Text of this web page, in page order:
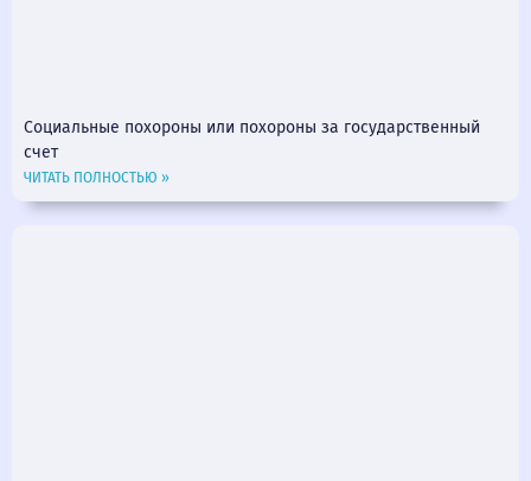
Социальные похороны или похороны за государственный
счет
ЧИТАТЬ ПОЛНОСТЬЮ »